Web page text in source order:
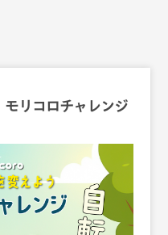
モリコロチャレンジ